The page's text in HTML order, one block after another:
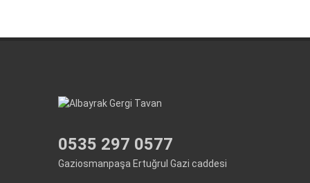
0535 297 0577
Gaziosmanpaşa Ertuğrul Gazi caddesi